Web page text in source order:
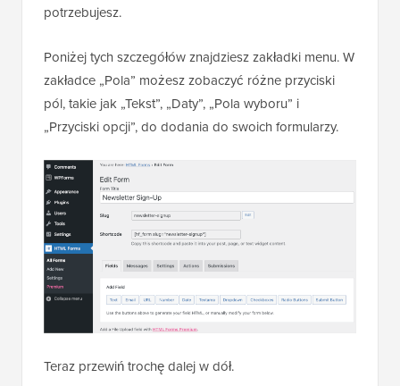
potrzebujesz.
Poniżej tych szczegółów znajdziesz zakładki menu. W
zakładce „Pola” możesz zobaczyć różne przyciski
pól, takie jak „Tekst”, „Daty”, „Pola wyboru” i
„Przyciski opcji”, do dodania do swoich formularzy.
Teraz przewiń trochę dalej w dół.